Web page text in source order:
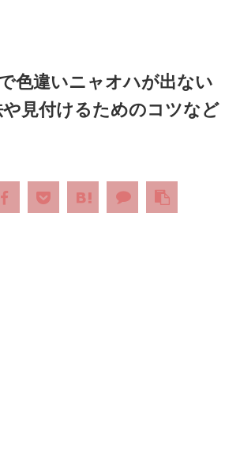
色違いニャオハが出ない
見付けるためのコツなど